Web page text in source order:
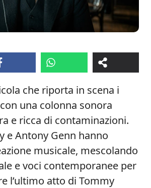
che riporta in scena i
una colonna sonora
e ricca di contaminazioni.
e Antony Genn hanno
musicale, mescolando
e voci contemporanee per
l’ultimo atto di Tommy